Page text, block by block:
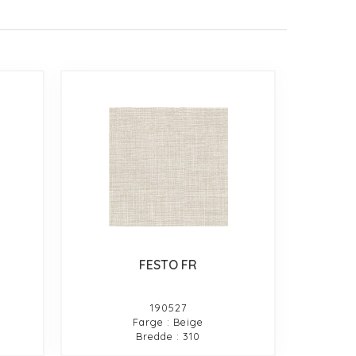
FESTO FR
190527
Farge : Beige
Bredde : 310